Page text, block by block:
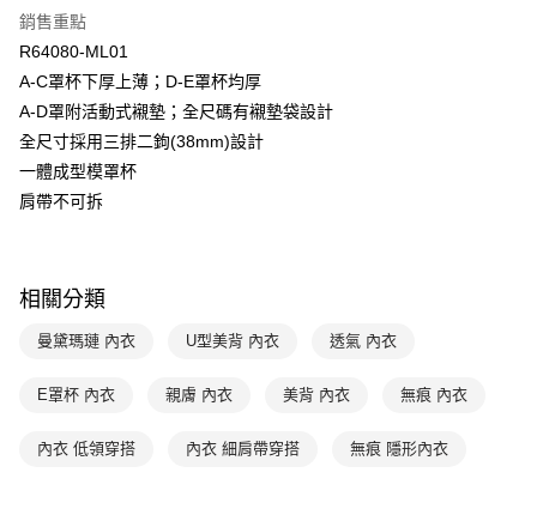
２．便利：只要手機號碼，簡訊認證，即可結帳。
３．安心：先確認商品／服務後，再付款。
【「AFTEE先享後付」結帳流程】
１．於結帳方式選擇「AFTEE先享後付」後，將跳轉至「AFTEE先享後付」
結帳頁面，進行簡訊認證並確認金額後，即可完成結帳。
２．訂單成立數日內，您將收到繳費通知簡訊。
３．收到繳費通知簡訊後14天內，點擊此簡訊中的連結，可透過四大超商／
ATM／網路銀行／等多元方式進行付款，方視為交易完成。
※ 交易是否成功請以「AFTEE先享後付 」之結帳頁面顯示為準，若有關於
是否繳費成功／繳費後需取消欲退款等相關疑問，請聯繫「AFTEE先享後付
１．透過由恩沛科技股份有限公司提供之「AFTEE先享後付」服務完成之交
２．關於個人資料處理事宜，請瀏覽以下網址：
運送方式
全家取貨付款$888免運-以PackAge+配客嘉循環箱包裝寄出
每筆NT$90，滿NT$888(含以上)免運費
付款後全家取貨$888免運-以PackAge+配客嘉循環箱包裝寄出
每筆NT$90，滿NT$888(含以上)免運費
萊爾富取貨付款
付款後萊爾富取貨
每筆NT$90，滿NT$1,000(含以上)免運費
付款後7-11取貨
銷售重點
R64080-ML01
A-C罩杯下厚上薄；D-E罩杯均厚
A-D罩附活動式襯墊；全尺碼有襯墊袋設計
全尺寸採用三排二鉤(38mm)設計
一體成型模罩杯
肩帶不可拆
相關分類
曼黛瑪璉 內衣 U型美背 內衣 透氣 內衣
E罩杯 內衣 親膚 內衣 美背 內衣 無痕 內衣
內衣 低領穿搭 內衣 細肩帶穿搭 無痕 隱形內衣